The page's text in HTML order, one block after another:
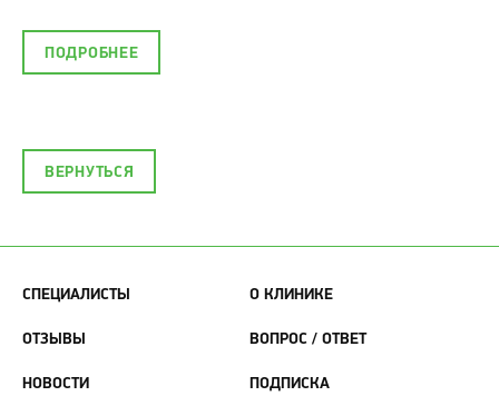
ПОДРОБНЕЕ
ВЕРНУТЬСЯ
СПЕЦИАЛИСТЫ О КЛИНИКЕ
ОТЗЫВЫ ВОПРОС / ОТВЕТ
НОВОСТИ ПОДПИСКА